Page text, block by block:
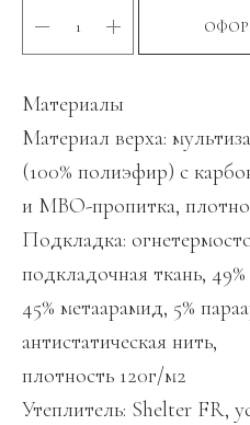
Материалы
Материал верха:
(100% полиэфир) с
и МВО-пропитка,
Подкладка:
подкладочная ткань,
45% метаарамид, 5%
антистатическая нить,
плотность 120г/м2
Утеплитель: Shelter FR,